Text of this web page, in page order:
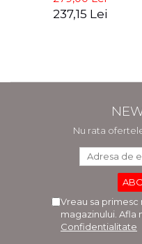
237,15 Lei
Nu rata
Vreau sa
magazinului. Afla
Confidentialitate